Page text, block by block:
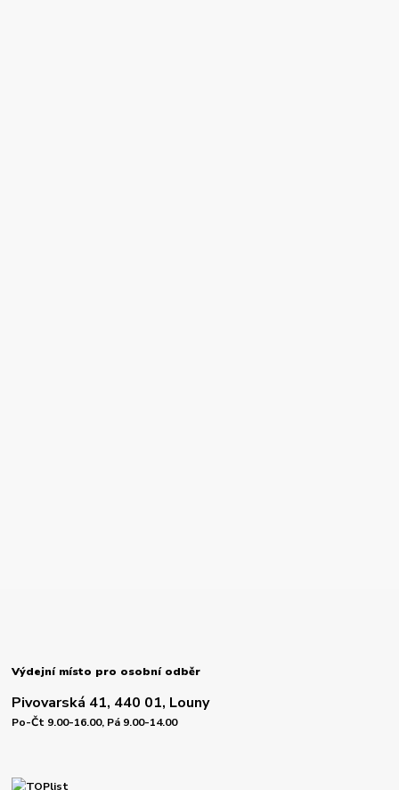
Výdejní místo pro osobní odběr
Pivovarská 41, 440 01, Louny
Po-Čt 9.00-16.00, Pá 9.00-14.00